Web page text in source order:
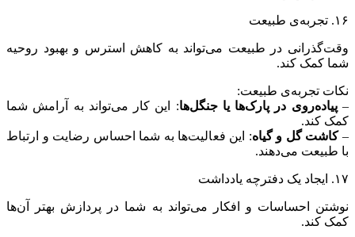
۱۶. تجربه‌ی طبیعت
وقت‌گذرانی در طبیعت می‌تواند به کاهش استرس و بهبود روحیه
شما کمک کند.
نکات تجربه‌ی طبیعت:
–پیاده‌روی در پارک‌ها یا جنگل‌ها: این کار می‌تواند به آرامش شما
کمک کند.
–کاشت گل و گیاه: این فعالیت‌ها به شما احساس رضایت و ارتباط
با طبیعت می‌دهند.
۱۷. ایجاد یک دفترچه یادداشت
نوشتن احساسات و افکار می‌تواند به شما در پردازش بهتر آن‌ها
کمک کند.